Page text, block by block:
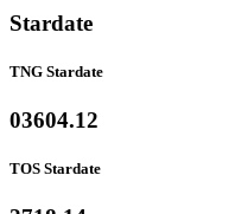
Stardate
TNG Stardate
03604.12
TOS Stardate